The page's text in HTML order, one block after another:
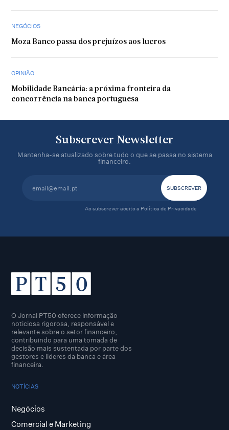
NEGÓCIOS
Moza Banco passa dos prejuízos aos lucros
OPINIÃO
Mobilidade Bancária: a próxima fronteira da
concorrência na banca portuguesa
Subscrever Newsletter
Mantenha-se atualizado sobre tudo o que se passa no sistema
financeiro.
Ao subscrever aceito a Política de Privacidade
O Jornal PT50 oferece informação
noticiosa rigorosa, responsável e
relevante sobre o setor financeiro,
contribuindo para uma tomada de
decisão mais sustentada por parte dos
gestores e lideres da banca e área
financeira.
NOTÍCIAS
Negócios
Comercial e Marketing